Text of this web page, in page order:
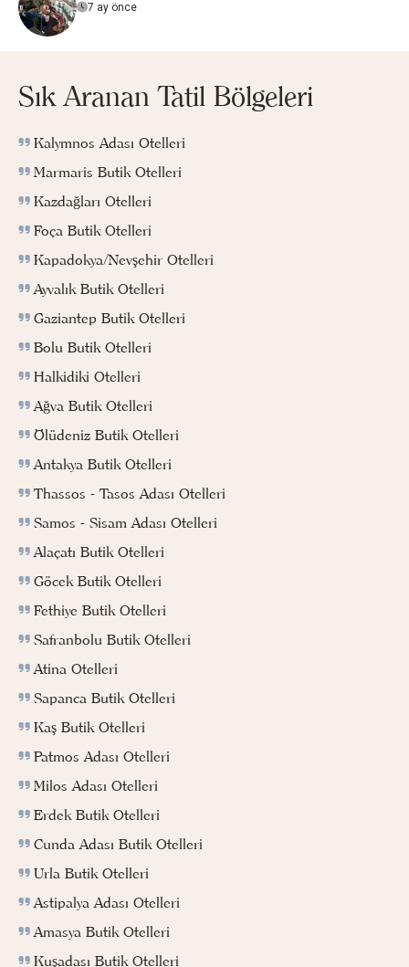
7 ay önce
Sık Aranan Tatil Bölgeleri
Kalymnos Adası Otelleri
Marmaris Butik Otelleri
Kazdağları Otelleri
Foça Butik Otelleri
Kapadokya/Nevşehir Otelleri
Ayvalık Butik Otelleri
Gaziantep Butik Otelleri
Bolu Butik Otelleri
Halkidiki Otelleri
Ağva Butik Otelleri
Ölüdeniz Butik Otelleri
Antakya Butik Otelleri
Thassos - Tasos Adası Otelleri
Samos - Sisam Adası Otelleri
Alaçatı Butik Otelleri
Göcek Butik Otelleri
Fethiye Butik Otelleri
Safranbolu Butik Otelleri
Atina Otelleri
Sapanca Butik Otelleri
Kaş Butik Otelleri
Patmos Adası Otelleri
Milos Adası Otelleri
Erdek Butik Otelleri
Cunda Adası Butik Otelleri
Urla Butik Otelleri
Astipalya Adası Otelleri
Amasya Butik Otelleri
Kuşadası Butik Otelleri